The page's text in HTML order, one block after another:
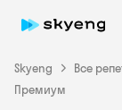
Skyeng Все
Премиум